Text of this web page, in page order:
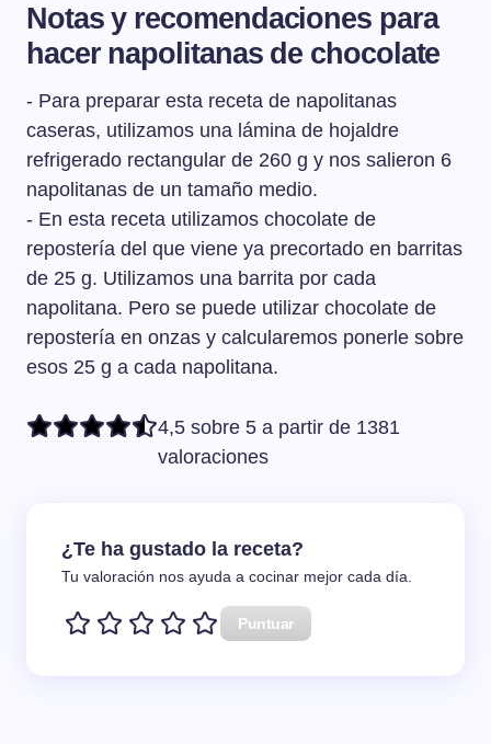
Vamos a cortar la lámina a la mitad a lo largo. Y
después vamos a cortar cada mitad en tres rectángulos
iguales. Las napolitanas van rellenas de chocolate o de
crema. Ponemos el relleno justo en el medio del
rectángulo y doblamos un extremo del hojaldre de
manera que tape el relleno. Pintamos la superficie de
esa parte con huevo batido y después plegamos encima
el otro extremo del hojaldre. Dejamos los bordes
superior e inferior sin cerrar, ya que en el horno, la
napolitana ya va a coger ella sola la forma, dejando
asomar un poco el relleno.
Notas y recomendaciones para
hacer napolitanas de chocolate
- Para preparar esta receta de napolitanas
caseras, utilizamos una lámina de hojaldre
refrigerado rectangular de 260 g y nos salieron 6
napolitanas de un tamaño medio.
- En esta receta utilizamos chocolate de
repostería del que viene ya precortado en barritas
de 25 g. Utilizamos una barrita por cada
napolitana. Pero se puede utilizar chocolate de
repostería en onzas y calcularemos ponerle sobre
esos 25 g a cada napolitana.
4,5 sobre 5 a partir de 1381
valoraciones
¿Te ha gustado la receta?
Tu valoración nos ayuda a cocinar mejor cada día.
Puntuar